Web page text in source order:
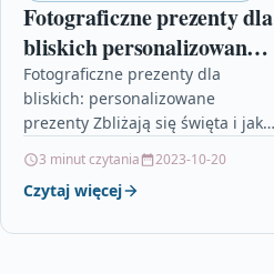
Fotograficzne prezenty dla
bliskich personalizowane
prezenty
Fotograficzne prezenty dla
bliskich: personalizowane
prezenty Zbliżają się święta i jak
prezent podarować bliskim. Jeśli
szukasz czegoś wyjątkowego,
3 minut czytania 2023-10-20
Czytaj więcej